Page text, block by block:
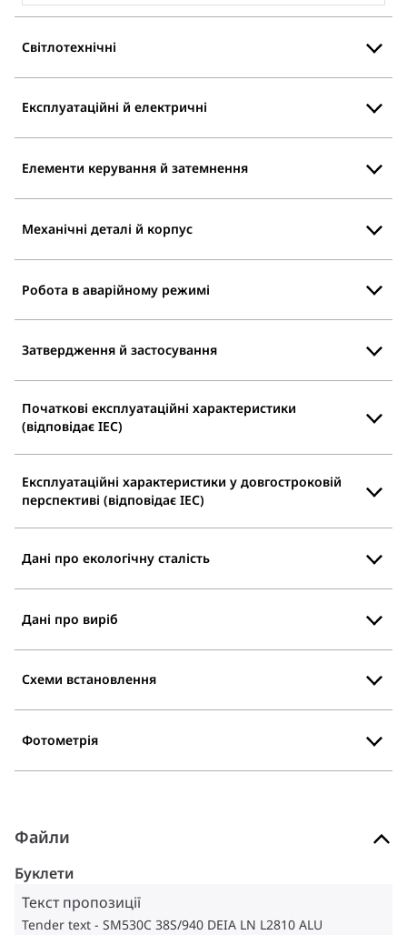
Світлотехнічні
Експлуатаційні й електричні
Елементи керування й затемнення
Механічні деталі й корпус
Робота в аварійному режимі
Затвердження й застосування
Початкові експлуатаційні характеристики
(відповідає IEC)
Експлуатаційні характеристики у довгостроковій
перспективі (відповідає IEC)
Дані про екологічну сталість
Дані про виріб
Схеми встановлення
Фотометрія
Файли
Буклети
Текст пропозиції
Tender text - SM530C 38S/940 DEIA LN L2810 ALU